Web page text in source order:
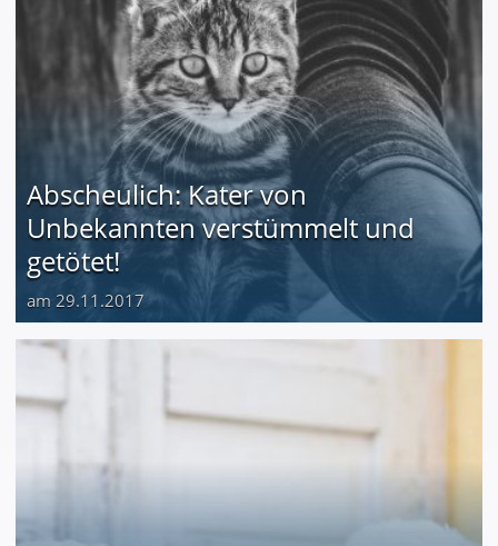
Abscheulich: Kater von
Unbekannten verstümmelt und
getötet!
am 29.11.2017